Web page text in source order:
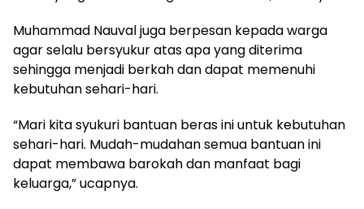
Muhammad Nauval juga berpesan kepada warga
agar selalu bersyukur atas apa yang diterima
sehingga menjadi berkah dan dapat memenuhi
kebutuhan sehari-hari.
“Mari kita syukuri bantuan beras ini untuk kebutuhan
sehari-hari. Mudah-mudahan semua bantuan ini
dapat membawa barokah dan manfaat bagi
keluarga,” ucapnya.